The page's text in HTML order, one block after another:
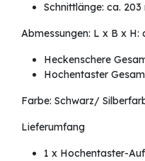
Schnittlänge: ca. 203
Abmessungen: L x B x H:
Heckenschere
Hochentaster
Farbe: Schwarz/
Lieferumfang
1 x Hochentaster-